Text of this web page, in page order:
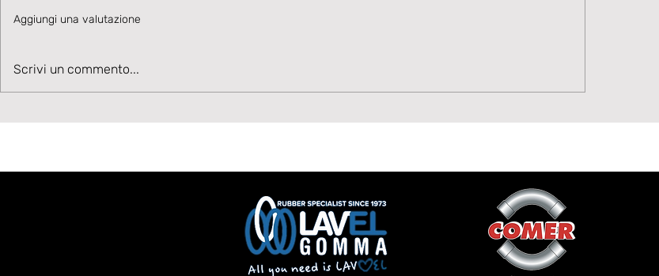
Talento in accelerazione:
Aggiungi una valutazione
Scrivi un commento...